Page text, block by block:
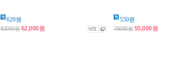
620원
82000원 62,000원
550원
75000원 55,000원